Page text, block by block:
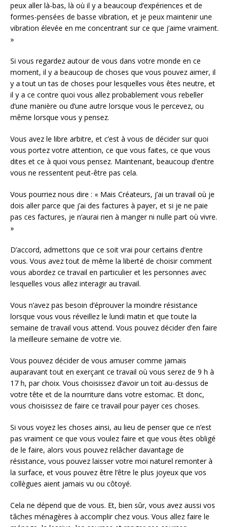
peux aller là-bas, là où il y a beaucoup d’expériences et de
formes-pensées de basse vibration, et je peux maintenir une
vibration élevée en me concentrant sur ce que j’aime vraiment.
»
Si vous regardez autour de vous dans votre monde en ce
moment, il y a beaucoup de choses que vous pouvez aimer, il
y a tout un tas de choses pour lesquelles vous êtes neutre, et
il y a ce contre quoi vous allez probablement vous rebeller
d’une manière ou d’une autre lorsque vous le percevez, ou
même lorsque vous y pensez.
Vous avez le libre arbitre, et c’est à vous de décider sur quoi
vous portez votre attention, ce que vous faites, ce que vous
dites et ce à quoi vous pensez. Maintenant, beaucoup d’entre
vous ne ressentent peut-être pas cela.
Vous pourriez nous dire : « Mais Créateurs, j’ai un travail où je
dois aller parce que j’ai des factures à payer, et si je ne paie
pas ces factures, je n’aurai rien à manger ni nulle part où vivre.
»
D’accord, admettons que ce soit vrai pour certains d’entre
vous. Vous avez tout de même la liberté de choisir comment
vous abordez ce travail en particulier et les personnes avec
lesquelles vous allez interagir au travail.
Vous n’avez pas besoin d’éprouver la moindre résistance
lorsque vous vous réveillez le lundi matin et que toute la
semaine de travail vous attend. Vous pouvez décider d’en faire
la meilleure semaine de votre vie.
Vous pouvez décider de vous amuser comme jamais
auparavant tout en exerçant ce travail où vous serez de 9 h à
17 h, par choix. Vous choisissez d’avoir un toit au-dessus de
votre tête et de la nourriture dans votre estomac. Et donc,
vous choisissez de faire ce travail pour payer ces choses.
Si vous voyez les choses ainsi, au lieu de penser que ce n’est
pas vraiment ce que vous voulez faire et que vous êtes obligé
de le faire, alors vous pouvez relâcher davantage de
résistance, vous pouvez laisser votre moi naturel remonter à
la surface, et vous pouvez être l’être le plus joyeux que vos
collègues aient jamais vu ou côtoyé.
Cela ne dépend que de vous. Et, bien sûr, vous avez aussi vos
tâches ménagères à accomplir chez vous. Vous allez faire le